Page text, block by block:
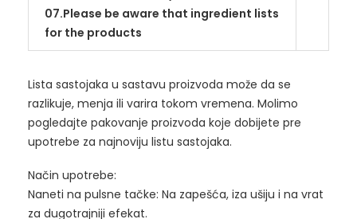
07.Please be aware that ingredient lists
for the products
Lista sastojaka u sastavu proizvoda može da se
razlikuje, menja ili varira tokom vremena. Molimo
pogledajte pakovanje proizvoda koje dobijete pre
upotrebe za najnoviju listu sastojaka.
Način upotrebe:
Naneti na pulsne tačke: Na zapešća, iza ušiju i na vrat
za dugotrajniji efekat.